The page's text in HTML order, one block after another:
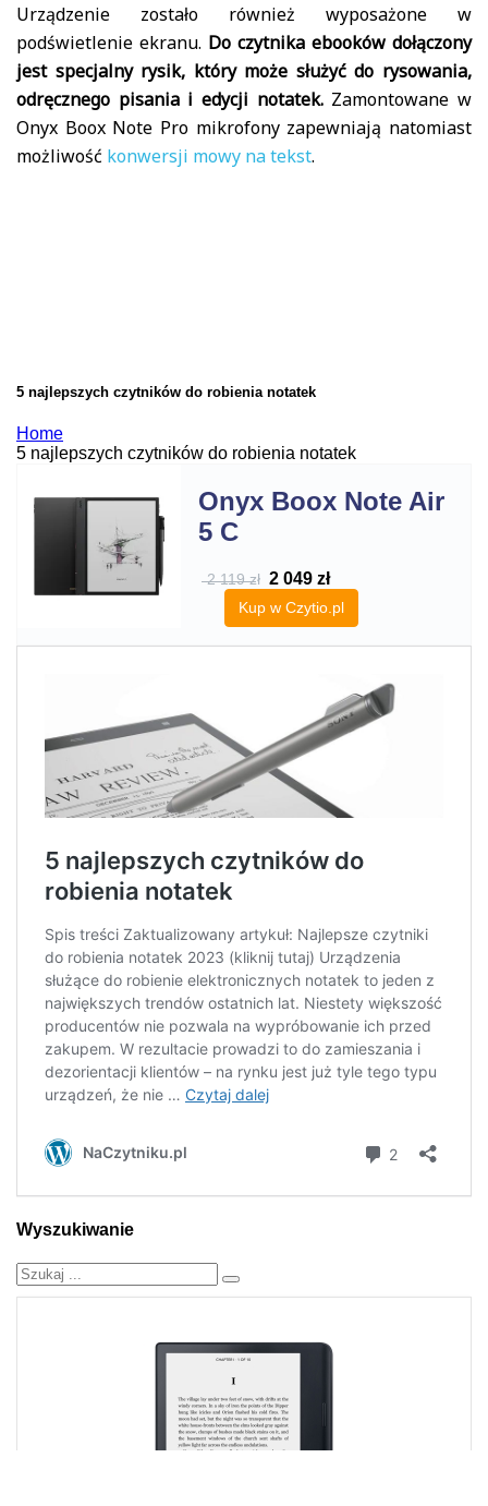
Urządzenie zostało również wyposażone w
podświetlenie ekranu. Do czytnika ebooków dołączony
jest specjalny rysik, który może służyć do rysowania,
odręcznego pisania i edycji notatek.Zamontowane w
Onyx Boox Note Pro mikrofony zapewniają natomiast
możliwość konwersji mowy na tekst.